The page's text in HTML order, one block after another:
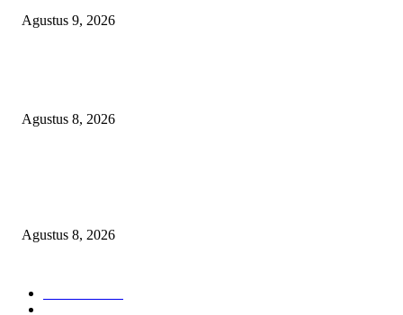
Agustus 9, 2026
Agustus 8, 2026
Agustus 8, 2026